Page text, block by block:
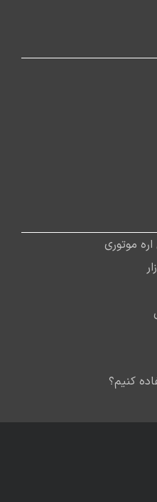
موتوری
کنیم؟